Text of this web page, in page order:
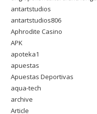
antartstudios
antartstudios806
Aphrodite Casino
APK
apoteka1
apuestas
Apuestas Deportivas
aqua-tech
archive
Article